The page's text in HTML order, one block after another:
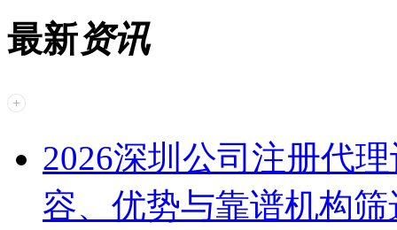
最新资讯
2026深圳公司注册代
容、优势与靠谱机构筛